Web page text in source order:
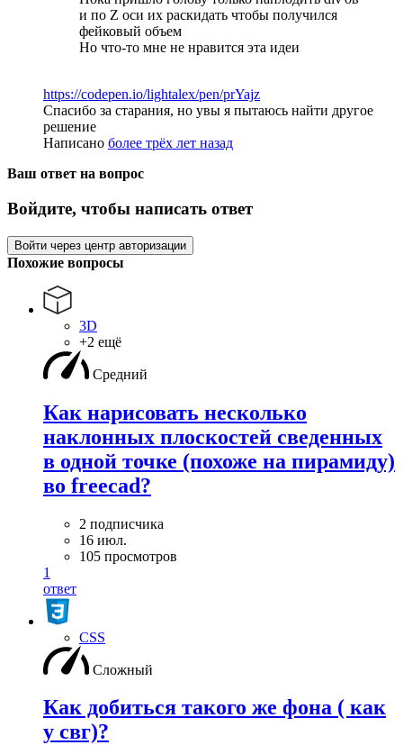
и по Z оси их раскидать чтобы получился
фейковый объем
Но что-то мне не нравится эта идеи
https://codepen.io/lightalex/pen/prYajz
Спасибо за старания, но увы я пытаюсь найти другое
решение
Написано более трёх лет назад
Ваш ответ на вопрос
Войдите, чтобы написать ответ
Войти через центр авторизации
Похожие вопросы
3D
+2 ещё
Средний
Как нарисовать несколько
наклонных плоскостей сведенных
в одной точке (похоже на пирамиду)
во freecad?
2 подписчика
16 июл.
105 просмотров
1
ответ
CSS
Сложный
Как добиться такого же фона ( как
у свг)?